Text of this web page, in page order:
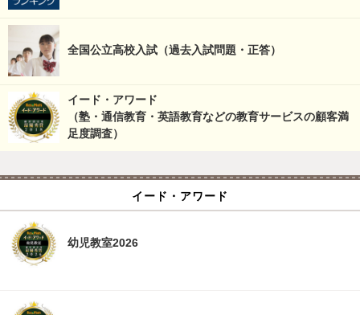
全国公立高校入試（過去入試問題・正答）
イード・アワード
（塾・通信教育・英語教育などの教育サービスの顧客満
足度調査）
イード・アワード
幼児教室2026